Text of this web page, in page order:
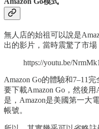
無人店的始祖可以說是
出的影片，當時震驚了市場
https://youtu.be/
Amazon Go的體驗和7–11
要下載Amazon Go，然後
是，Amazon是美國第一大
帳號。